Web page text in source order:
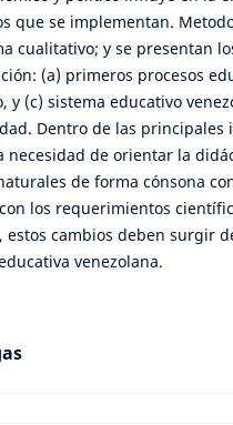
que se implementan.
cualitativo; y se presentan
(a) primeros procesos
y (c) sistema educativo
Dentro de las principales
necesidad de orientar la
de forma cónsona
los requerimientos
estos cambios deben surgir
venezolana.